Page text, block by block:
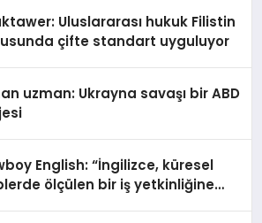
Uluslararası hukuk Filistin
çifte standart uyguluyor
uzman: Ukrayna savaşı bir ABD
English: “İngilizce, küresel
ölçülen bir iş yetkinliğine